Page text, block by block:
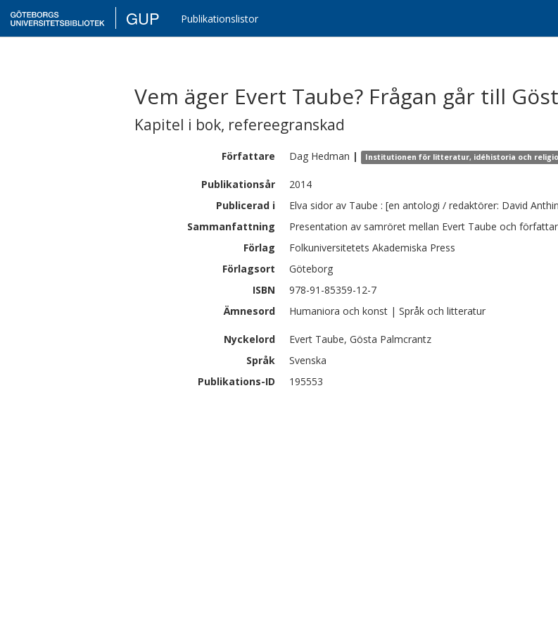
GUP Publikationslistor
Vem äger Evert Taube? Frågan går till
Kapitel i bok, refereegranskad
Författare Dag Hedman | Institutionen för litteratur, idéhistoria och
Publikationsår
2014
Publicerad i
Elva sidor av Taube : [en antologi / redaktörer: David
Sammanfattning
Presentation av samröret mellan Evert Taube och
Förlag
Folkuniversitetets Akademiska Press
Förlagsort
Göteborg
ISBN
978-91-85359-12-7
Ämnesord
Humaniora och konst | Språk och litteratur
Nyckelord
Evert Taube, Gösta Palmcrantz
Språk
Svenska
Publikations-ID
195553